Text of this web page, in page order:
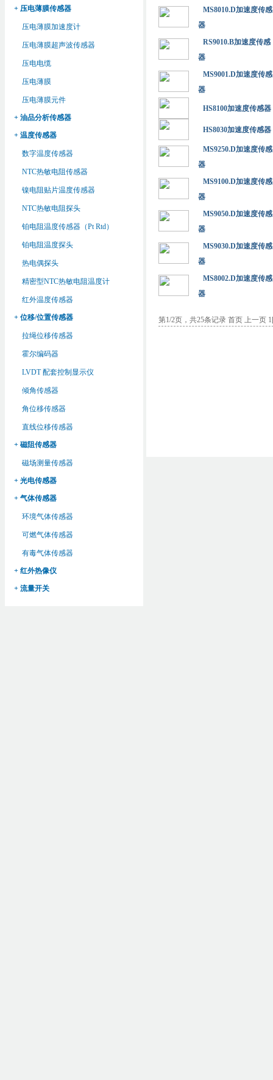
+ 压电薄膜传感器
压电薄膜加速度计
压电薄膜超声波传感器
压电电缆
压电薄膜
压电薄膜元件
+ 油品分析传感器
+ 温度传感器
数字温度传感器
NTC热敏电阻传感器
镍电阻贴片温度传感器
NTC热敏电阻探头
铂电阻温度传感器（Pt Rtd）
铂电阻温度探头
热电偶探头
精密型NTC热敏电阻温度计
红外温度传感器
+ 位移/位置传感器
拉绳位移传感器
霍尔编码器
LVDT 配套控制显示仪
倾角传感器
角位移传感器
直线位移传感器
+ 磁阻传感器
磁场测量传感器
+ 光电传感器
+ 气体传感器
环境气体传感器
可燃气体传感器
有毒气体传感器
+ 红外热像仪
+ 流量开关
MS8010.D加速度传感
器
RS9010.B加速度传感
器
MS9001.D加速度传感
器
HS8100加速度传感器
HS8030加速度传感器
MS9250.D加速度传感
器
MS9100.D加速度传感
器
MS9050.D加速度传感
器
MS9030.D加速度传感
器
MS8002.D加速度传感
器
第1/2页，共25条记录 首页 上一页 1